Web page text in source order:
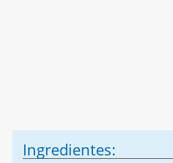
Ingredientes: